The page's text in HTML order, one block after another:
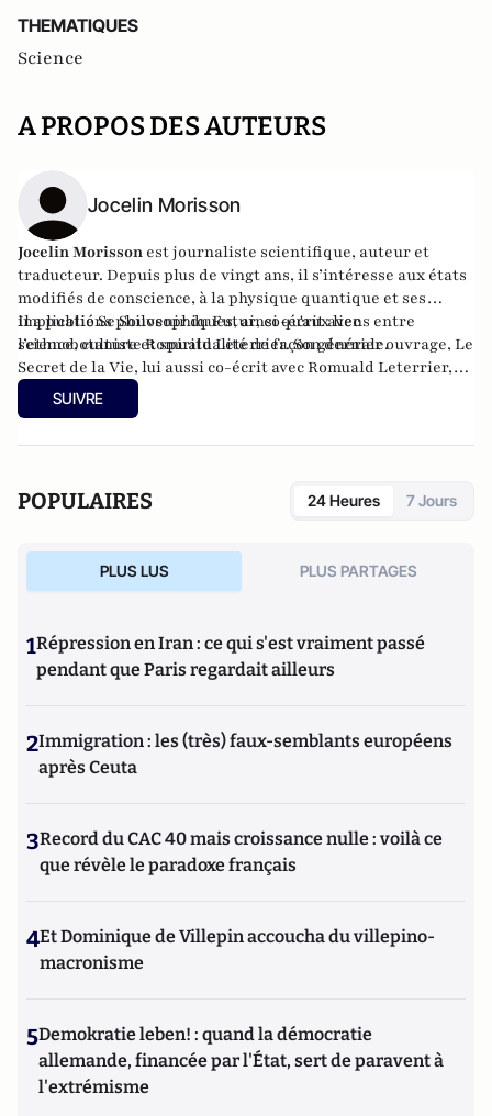
THEMATIQUES
Science
A PROPOS DES AUTEURS
Jocelin Morisson
Jocelin Morisson est journaliste scientifique, auteur et
traducteur. Depuis plus de vingt ans, il s’intéresse aux états
modifiés de conscience, à la physique quantique et ses
implications philosophiques, ainsi qu'aux liens entre
science, culture et spiritualité de façon générale.
Il a publiéSe Souvenir du Futur, co-écrit avec
l’ethnobotaniste Romuald Leterrier. Son dernier ouvrage, Le
Secret de la Vie, lui aussi co-écrit avec Romuald Leterrier,
est à retrouver aux éditions Guy Trédaniel.
SUIVRE
POPULAIRES 24 Heures 7 Jours
PLUS LUS PLUS PARTAGES
1Répression en Iran : ce qui s'est vraiment passé
pendant que Paris regardait ailleurs
2Immigration : les (très) faux-semblants européens
après Ceuta
3Record du CAC 40 mais croissance nulle : voilà ce
que révèle le paradoxe français
4Et Dominique de Villepin accoucha du villepino-
macronisme
5Demokratie leben! : quand la démocratie
allemande, financée par l'État, sert de paravent à
l'extrémisme